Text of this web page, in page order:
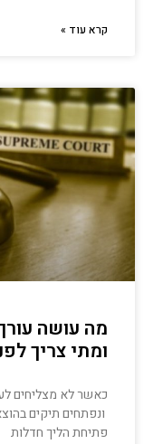
קרא עוד »
מה עושה
ומתי צריך
כאשר לא מצליחים
ונפתחים תיקים
פתיחת הליך חדלות